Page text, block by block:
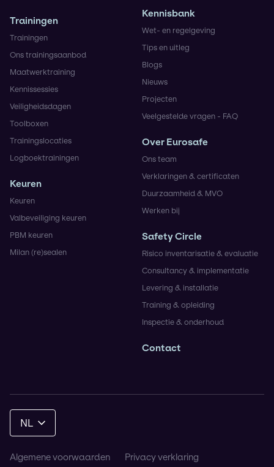
Trainingen
Trainingen
Ons trainingsaanbod
Maatwerktraining
Kennissessies
Veiligheidsdagen
Toolboxen
Trainingslocaties
Logboektrainingen
Keuren
Keuren
Valbeveiliging keuren
PBM keuren
Milan (re)sealen
Kennisbank
Wet- en regelgeving
Tips en uitleg
Blogs
Nieuws
Projecten
Veelgestelde vragen - FAQ
Over Eurosafe
Ons team
Verklaringen & certificaten
Duurzaamheid & MVO
Werken bij
Safety Circle
Risico inventarisatie & evaluatie
Consultancy & implementatie
Levering & installatie
Training & opleiding
Inspectie & onderhoud
Contact
NL
Algemene voorwaarden Privacy verklaring